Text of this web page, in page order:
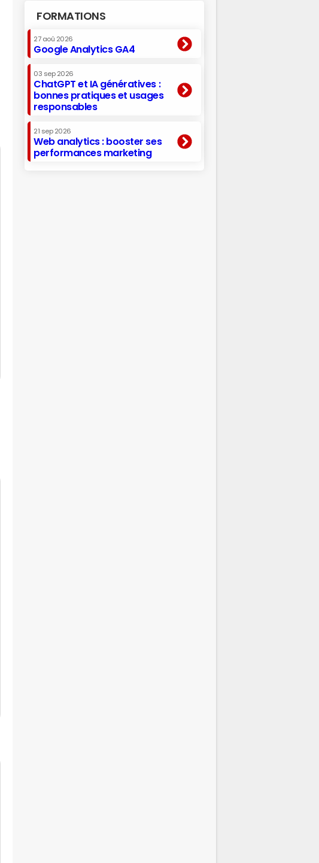
FORMATIONS
27 aoû 2026
Google Analytics GA4
03 sep 2026
ChatGPT et IA génératives :
bonnes pratiques et usages
responsables
21 sep 2026
Web analytics : booster ses
performances marketing